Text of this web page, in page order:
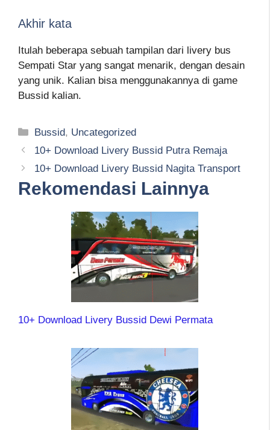
Akhir kata
Itulah beberapa sebuah tampilan dari livery bus
Sempati Star yang sangat menarik, dengan desain
yang unik. Kalian bisa menggunakannya di game
Bussid kalian.
Kategori
Bussid, Uncategorized
10+ Download Livery Bussid Putra Remaja
10+ Download Livery Bussid Nagita Transport
Rekomendasi Lainnya
10+ Download Livery Bussid Dewi Permata